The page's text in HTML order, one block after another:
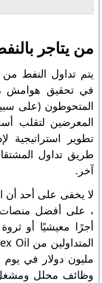
من يتاجر
يتم تداول النفط
في تحقيق هوامش
المتحوطون (على
المعرضين لتقلب
تطوير استراتيجية
طريق تداول
آخر.
لا يخفى على أحد أن
، على أفضل منصات
أجرًا معيشيًا أو
مليون دولار في
وظائف محلل